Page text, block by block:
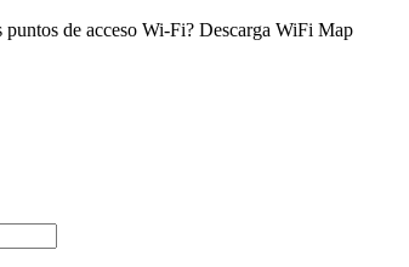
puntos de acceso Wi-Fi? Descarga WiFi Map